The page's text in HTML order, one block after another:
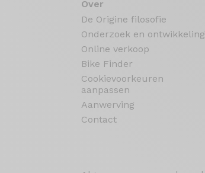
Over
De Origine filosofie
Onderzoek en ontwikkeling
Online verkoop
Bike Finder
Cookievoorkeuren
aanpassen
Aanwerving
Contact